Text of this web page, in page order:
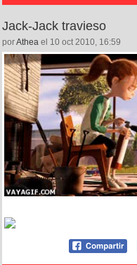
Jack-Jack travieso
porAthea el 10 oct 2010, 16:59